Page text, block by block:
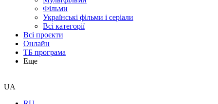
Фільми
Українські фільми і серіали
Всі категорії
Всі проєкти
Онлайн
ТБ програма
Еще
UA